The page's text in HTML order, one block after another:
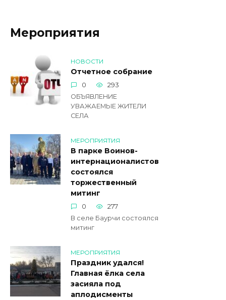
Мероприятия
НОВОСТИ
Отчетное собрание
0
293
ОБЪЯВЛЕНИЕ
УВАЖАЕМЫЕ ЖИТЕЛИ
СЕЛА
МЕРОПРИЯТИЯ
В парке Воинов-
интернационалистов
состоялся
торжественный
митинг
0
277
В селе Баурчи состоялся
митинг
МЕРОПРИЯТИЯ
Праздник удался!
Главная ёлка села
засияла под
аплодисменты